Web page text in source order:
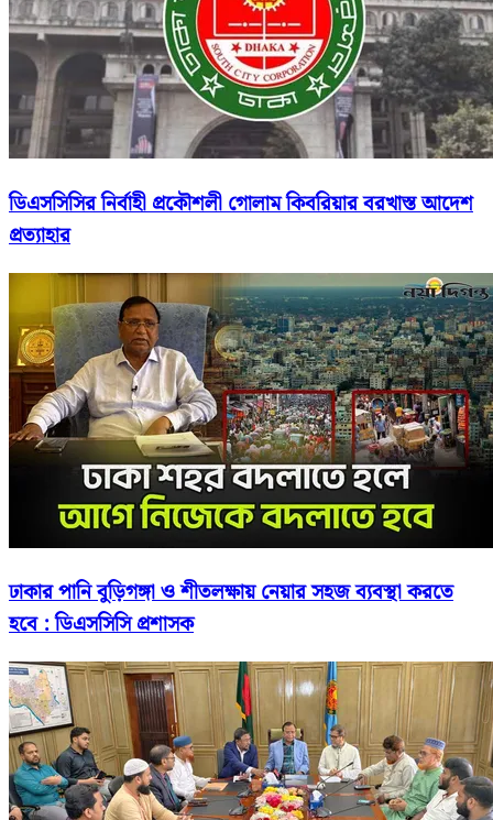
ডিএসসিসির নির্বাহী প্রকৌশলী গোলাম কিবরিয়ার বরখাস্ত আদেশ
প্রত্যাহার
ঢাকার পানি বুড়িগঙ্গা ও শীতলক্ষায় নেয়ার সহজ ব্যবস্থা করতে
হবে : ডিএসসিসি প্রশাসক